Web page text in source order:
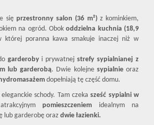
się przestronny salon (36 m²)z kominkiem,
na ogród. Obokoddzielna kuchnia (18,9
której poranna kawa smakuje inaczej niż w
garderobyi prywatnejstrefy sypialnianej z
lub garderobą. Dwie kolejne sypialnieoraz
dopełniają tę część domu.
schody. Tam czekasześć sypialniw
pomieszczeniem idealnym na
lub garderobę oraz dwie łazienki.